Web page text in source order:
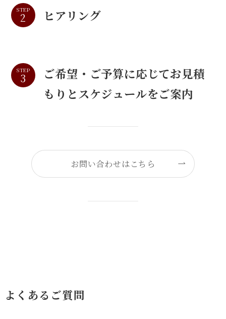
STEP ヒアリング
STEP
ご希望・ご予算に応じてお見積
もりとスケジュールをご案内
お問い合わせはこちら
よくあるご質問